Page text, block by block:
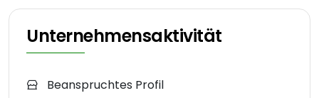
Unternehmensaktivität
Beanspruchtes Profil